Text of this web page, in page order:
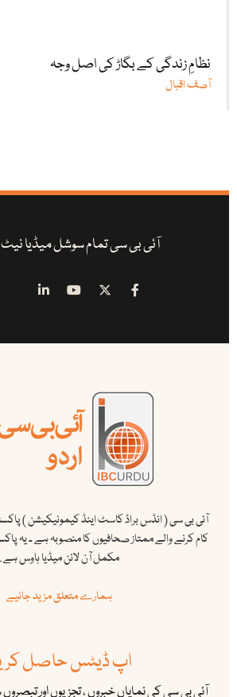
نظامِ زندگی کے بگاڑ کی اصل وجہ
آصف اقبال
آئی بی سی تمام سوشل میڈیا
آئی بی سی ( انڈس براڈ کاسٹ اینڈ کیمونیکیشن )
کام کرنے والے ممتاز صحافیوں کا منصوبہ ہے ۔ یہ
مکمل آن لائن میڈیا ہاوس ہے .
ہمارے متعلق مزید جانیے
اپ ڈیٹس حاصل
آئی بی سی کی نمایاں خبروں ، تجزیوں اور